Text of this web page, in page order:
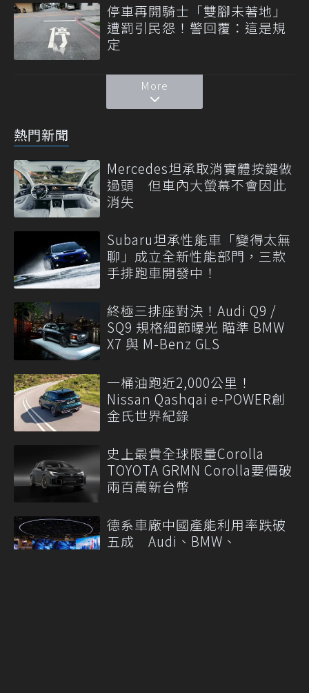
停車再開騎士「雙腳未著地」
遭罰引民怨！警回覆：這是規
定
More
熱門新聞
Mercedes坦承取消實體按鍵做
過頭 但車內大螢幕不會因此
消失
Subaru坦承性能車「變得太無
聊」成立全新性能部門，三款
手排跑車開發中！
終極三排座對決！Audi Q9 /
SQ9 規格細節曝光 瞄準 BMW
X7 與 M-Benz GLS
一桶油跑近2,000公里！
Nissan Qashqai e-POWER創
金氏世界紀錄
史上最貴全球限量Corolla
TOYOTA GRMN Corolla要價破
兩百萬新台幣
德系車廠中國產能利用率跌破
五成 Audi、BMW、